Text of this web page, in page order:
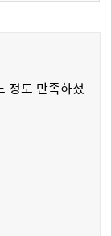
정도 만족하셨